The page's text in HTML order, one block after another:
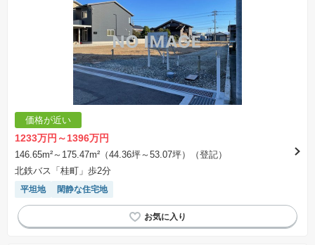
価格が近い
1233万円～1396万円
146.65m²～175.47m²（44.36坪～53.07坪）（登記）
北鉄バス「桂町」歩2分
平坦地 閑静な住宅地